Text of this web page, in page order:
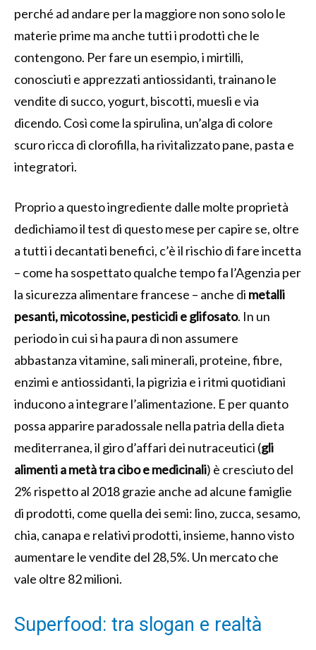
perché ad andare per la maggiore non sono solo le
materie prime ma anche tutti i prodotti che le
contengono. Per fare un esempio, i mirtilli,
conosciuti e apprezzati antiossidanti, trainano le
vendite di succo, yogurt, biscotti, muesli e via
dicendo. Così come la spirulina, un’alga di colore
scuro ricca di clorofilla, ha rivitalizzato pane, pasta e
integratori.
Proprio a questo ingrediente dalle molte proprietà
dedichiamo il test di questo mese per capire se, oltre
a tutti i decantati benefici, c’è il rischio di fare incetta
– come ha sospettato qualche tempo fa l’Agenzia per
la sicurezza alimentare francese – anche di metalli
pesanti, micotossine, pesticidi e glifosato. In un
periodo in cui si ha paura di non assumere
abbastanza vitamine, sali minerali, proteine, fibre,
enzimi e antiossidanti, la pigrizia e i ritmi quotidiani
inducono a integrare l’alimentazione. E per quanto
possa apparire paradossale nella patria della dieta
mediterranea, il giro d’affari dei nutraceutici (gli
alimenti a metà tra cibo e medicinali) è cresciuto del
2% rispetto al 2018 grazie anche ad alcune famiglie
di prodotti, come quella dei semi: lino, zucca, sesamo,
chia, canapa e relativi prodotti, insieme, hanno visto
aumentare le vendite del 28,5%. Un mercato che
vale oltre 82 milioni.
Superfood: tra slogan e realtà